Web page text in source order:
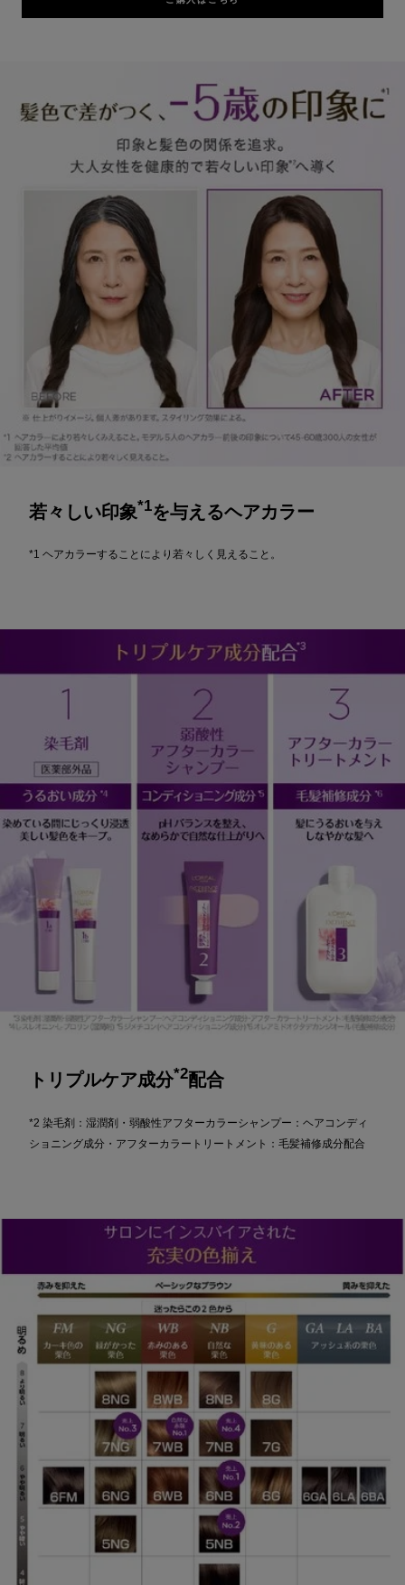
若々しい印象*1を与えるヘアカラー
*1 ヘアカラーすることにより若々しく見えること。
トリプルケア成分*2配合
*2 染毛剤：湿潤剤・弱酸性アフターカラーシャンプー：ヘアコンディ
ショニング成分・アフターカラートリートメント：毛髪補修成分配合